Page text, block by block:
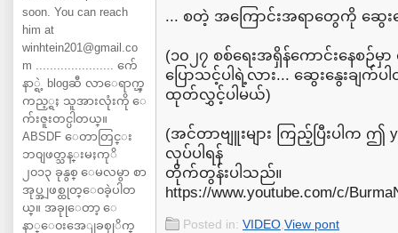
soon. You can reach
him at
winhtein201@gmail.co
m ...................... က်ေ
နာ္ရဲ့ blogဆီ လာေရာက္ၾ
ကည့္ရႈ သူအားလုံးကို ေ
က်းဇူးတင္ပါတယ္။
ABSDF ေတာတြင္း
ဘ၀ျဖတ္သန္းမႈကုိ
၂၀၁၃ ခုနွစ္ ေမလမွာ စာ
အုပ္အျဖစ္ထုတ္ေ၀ခဲ့ပါတ
ယ္။ အခုုေတာ့ ေ
နာ္ေ၀းအေျခစုုိက္
... စတဲ့ အကြောင်းအရာတွေကို ဆွေး
(၁၀၂၇ စစ်ရေးအရှိန်ကောင်းနေစ
ပြောသင့်ပါရဲ့လား... ဆွေးနွေးချ
ထုတ်လွှင့်ပါမယ်)
(အင်တာဗျူးများ ကြည့်ပြီးပါက ဤ
လုပ်ပါရန်
တိုက်တွန်းပါသည်။
https://www.youtube.com/c/
Posted in: VIDEO View pont